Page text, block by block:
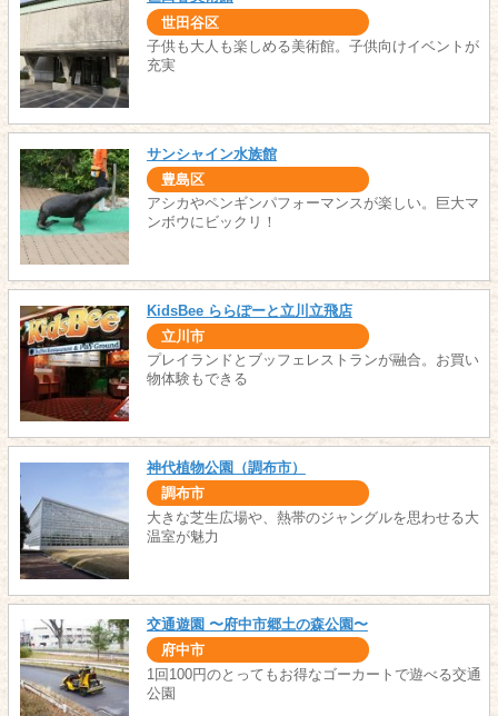
世田谷区
子供も大人も楽しめる美術館。子供向けイベントが
充実
サンシャイン水族館
豊島区
アシカやペンギンパフォーマンスが楽しい。巨大マ
ンボウにビックリ！
KidsBee ららぽーと立川立飛店
立川市
プレイランドとブッフェレストランが融合。お買い
物体験もできる
神代植物公園（調布市）
調布市
大きな芝生広場や、熱帯のジャングルを思わせる大
温室が魅力
交通遊園 〜府中市郷土の森公園〜
府中市
1回100円のとってもお得なゴーカートで遊べる交通
公園